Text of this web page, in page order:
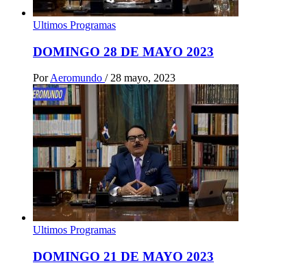
Ultimos Programas
DOMINGO 28 DE MAYO 2023
Por Aeromundo / 28 mayo, 2023
Ultimos Programas
DOMINGO 21 DE MAYO 2023